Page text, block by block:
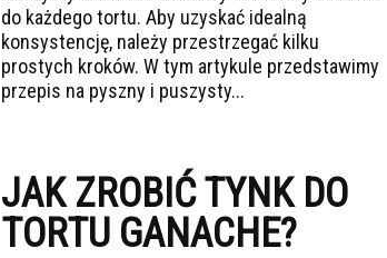
do każdego tortu. Aby uzyskać idealną
konsystencję, należy przestrzegać kilku
prostych kroków. W tym artykule przedstawimy
przepis na pyszny i puszysty...
JAK ZROBIĆ TYNK DO
TORTU GANACHE?